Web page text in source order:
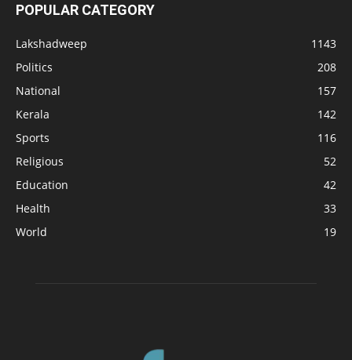
POPULAR CATEGORY
Lakshadweep
1143
Politics
208
National
157
Kerala
142
Sports
116
Religious
52
Education
42
Health
33
World
19